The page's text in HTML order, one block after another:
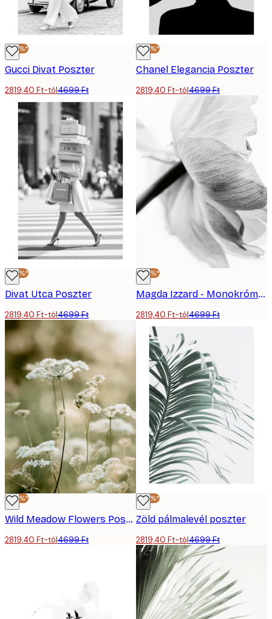
-40%*
Gucci Divat Poszter
2819,40 Ft-tól4699 Ft
-40%*
Chanel Elegancia Poszter
2819,40 Ft-tól4699 Ft
-40%*
Divat Utca Poszter
2819,40 Ft-tól4699 Ft
-40%*
Magda Izzard - Monokróm Szirom Grácia Poszter
2819,40 Ft-tól4699 Ft
-40%*
Wild Meadow Flowers Poster
2819,40 Ft-tól4699 Ft
-40%*
Zöld pálmalevél poszter
2819,40 Ft-tól4699 Ft